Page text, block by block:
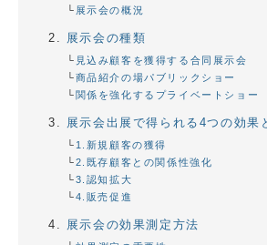
展示会の概況
展示会の種類
見込み顧客を獲得する合同展示会
商品紹介の場パブリックショー
関係を強化するプライベートショー
展示会出展で得られる4つの効果
1.新規顧客の獲得
2.既存顧客との関係性強化
3.認知拡大
4.販売促進
展示会の効果測定方法